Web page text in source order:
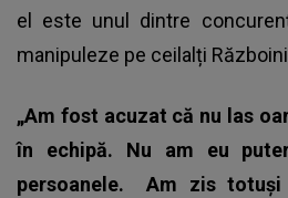
el este unul dintre
manipuleze pe ceilalți
„Am fost acuzat că nu las
în echipă. Nu am eu
persoanele.Am zis